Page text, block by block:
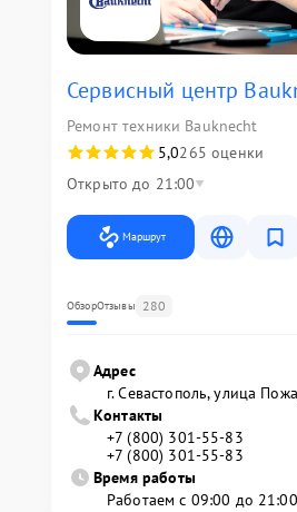
Сервисный центр
Ремонт техники Bauknecht
5,0265 оценки
Открыто до 21:00
Маршрут
ОбзорОтзывы 280
Адрес
г. Севастополь, улица
Контакты
+7 (800) 301-55-83
+7 (800) 301-55-83
Время работы
Работаем с 09:00 до 21:00